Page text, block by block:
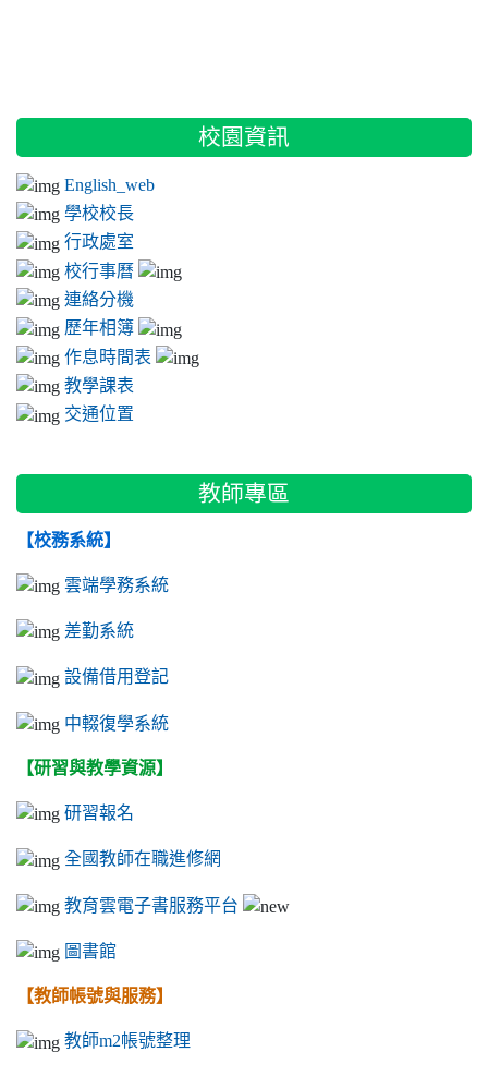
::: 校園資訊
English_web
學校校長
行政處室
校行事曆
連絡分機
歷年相簿
作息時間表
教學課表
交通位置
教師專區
【校務系統】
雲端學務系統
差勤系統
設備借用登記
中輟復學系統
【研習與教學資源】
研習報名
全國教師在職進修網
教育雲電子書服務平台
圖書館
【教師帳號與服務】
教師m2帳號整理